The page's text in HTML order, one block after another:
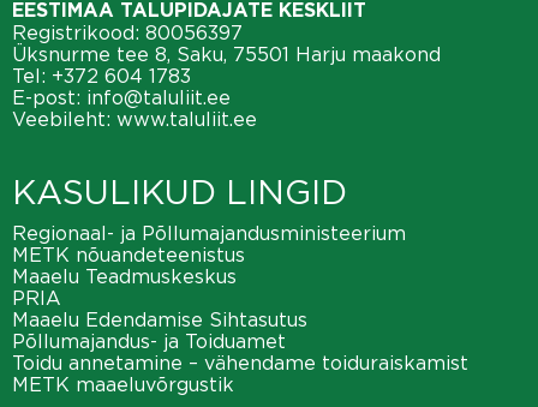
EESTIMAA TALUPIDAJATE KESKLIIT
Registrikood: 80056397
Üksnurme tee 8, Saku, 75501 Harju maakond
Tel: +372 604 1783
E-post: info@taluliit.ee
Veebileht: www.taluliit.ee
KASULIKUD LINGID
Regionaal- ja Põllumajandusministeerium
METK nõuandeteenistus
Maaelu Teadmuskeskus
PRIA
Maaelu Edendamise Sihtasutus
Põllumajandus- ja Toiduamet
Toidu annetamine – vähendame toiduraiskamist
METK maaeluvõrgustik